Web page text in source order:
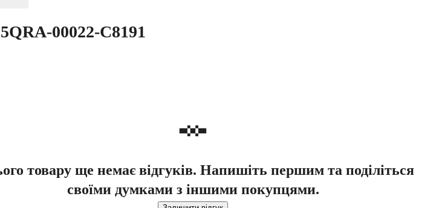
00022-C8191
товару ще немає відгуків. Напишіть першим та поділіться
своїми думками з іншими покупцями.